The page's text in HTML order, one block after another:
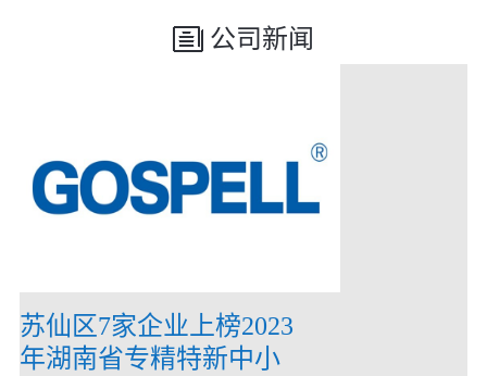
公司新闻
苏仙区7家企业上榜2023
年湖南省专精特新中小